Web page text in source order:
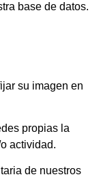
base de datos.
su imagen en
propias la
actividad.
de nuestros